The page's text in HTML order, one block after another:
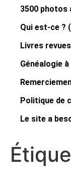
3500 photos
Qui est-ce ?
Livres
Généalogie
Politique de
Le site a